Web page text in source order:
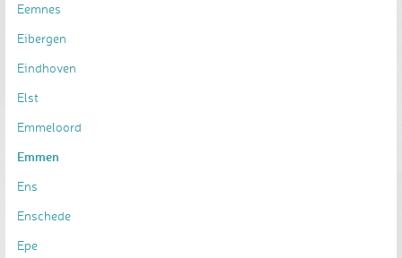
Eemnes
Eibergen
Eindhoven
Elst
Emmeloord
Emmen
Ens
Enschede
Epe